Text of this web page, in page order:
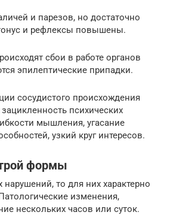
и парезов, но достаточно
и рефлексы повышены.
сбои в работе органов
эпилептические припадки.
сосудистого происхождения
зацикленность психических
мышления, угасание
узкий круг интересов.
формы
нарушений, то для них характерно
изменения,
нескольких часов или суток.